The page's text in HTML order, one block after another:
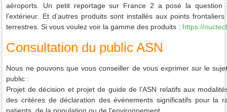
aéroports. Un petit reportage sur France 2 a posé la question
l’extérieur. Et d’autres produits sont installés aux points
terrestres.Si vous voulez voir la gamme des produits : https://
Consultation du public ASN
Nous ne pouvons que vous conseiller de vous exprimer sur le
public :
Projet de décision et projet de guide de l’ASN relatifs aux
des critères de déclaration des événements significatifs pour la